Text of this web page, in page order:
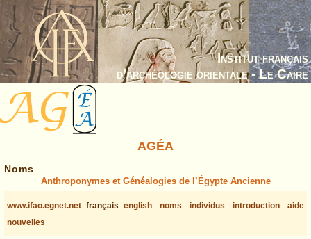
Institut français
d’archéologie orientale - Le Caire
AGÉA
Noms
Anthroponymes et Généalogies de l’Égypte Ancienne
www.ifao.egnet.net français english noms individus introduction
aide
nouvelles